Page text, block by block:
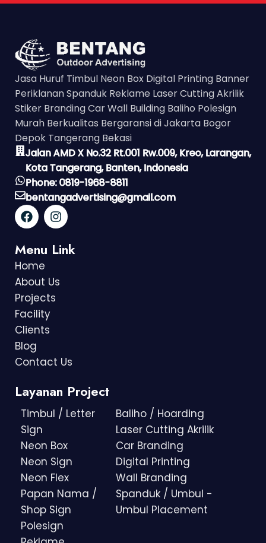
Jasa Huruf Timbul Neon Box Digital Printing Banner
Periklanan Spanduk Reklame Laser Cutting Akrilik
Stiker Branding Car Wall Building Baliho Polesign
Murah Berkualitas Bergaransi di Jakarta Bogor
Depok Tangerang Bekasi
Jalan AMD X No.32 Rt.001 Rw.009, Kreo, Larangan,
Kota Tangerang, Banten, Indonesia
Phone: 0819-1968-8811
bentangadvertising@gmail.com
Menu Link
Home
About Us
Projects
Facility
Clients
Blog
Contact Us
Layanan Project
Timbul / Letter
Sign
Neon Box
Neon Sign
Neon Flex
Papan Nama /
Shop Sign
Polesign
Baliho / Hoarding
Laser Cutting Akrilik
Car Branding
Digital Printing
Wall Branding
Spanduk / Umbul -
Umbul Placement